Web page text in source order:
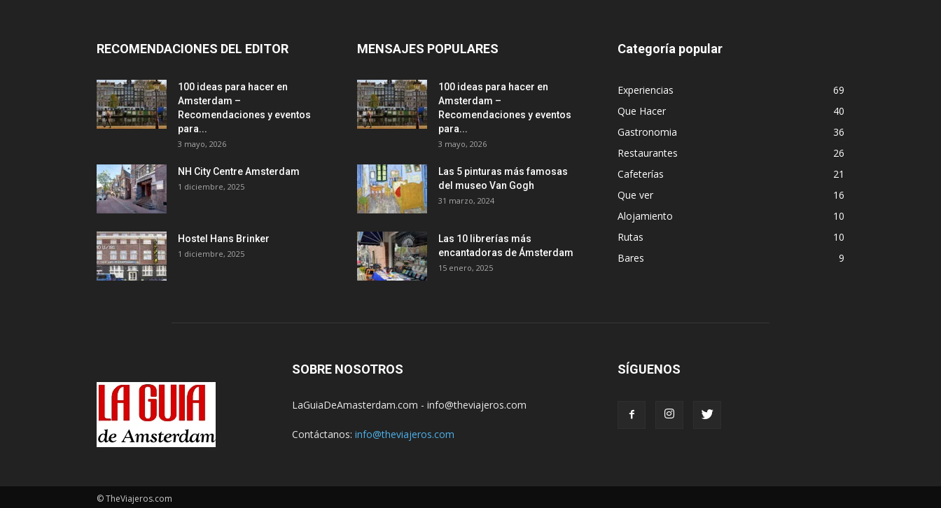
RECOMENDACIONES DEL EDITOR
100 ideas para hacer en
Amsterdam –
Recomendaciones y eventos
para...
3 mayo, 2026
NH City Centre Amsterdam
1 diciembre, 2025
Hostel Hans Brinker
1 diciembre, 2025
MENSAJES POPULARES
100 ideas para hacer en
Amsterdam –
Recomendaciones y eventos
para...
3 mayo, 2026
Las 5 pinturas más famosas
del museo Van Gogh
31 marzo, 2024
Las 10 librerías más
encantadoras de Ámsterdam
15 enero, 2025
Categoría popular
Experiencias
69
Que Hacer
40
Gastronomia
36
Restaurantes
26
Cafeterías
21
Que ver
16
Alojamiento
10
Rutas
10
Bares
9
SOBRE NOSOTROS
LaGuiaDeAmasterdam.com - info@theviajeros.com
Contáctanos: info@theviajeros.com
SÍGUENOS
© TheViajeros.com